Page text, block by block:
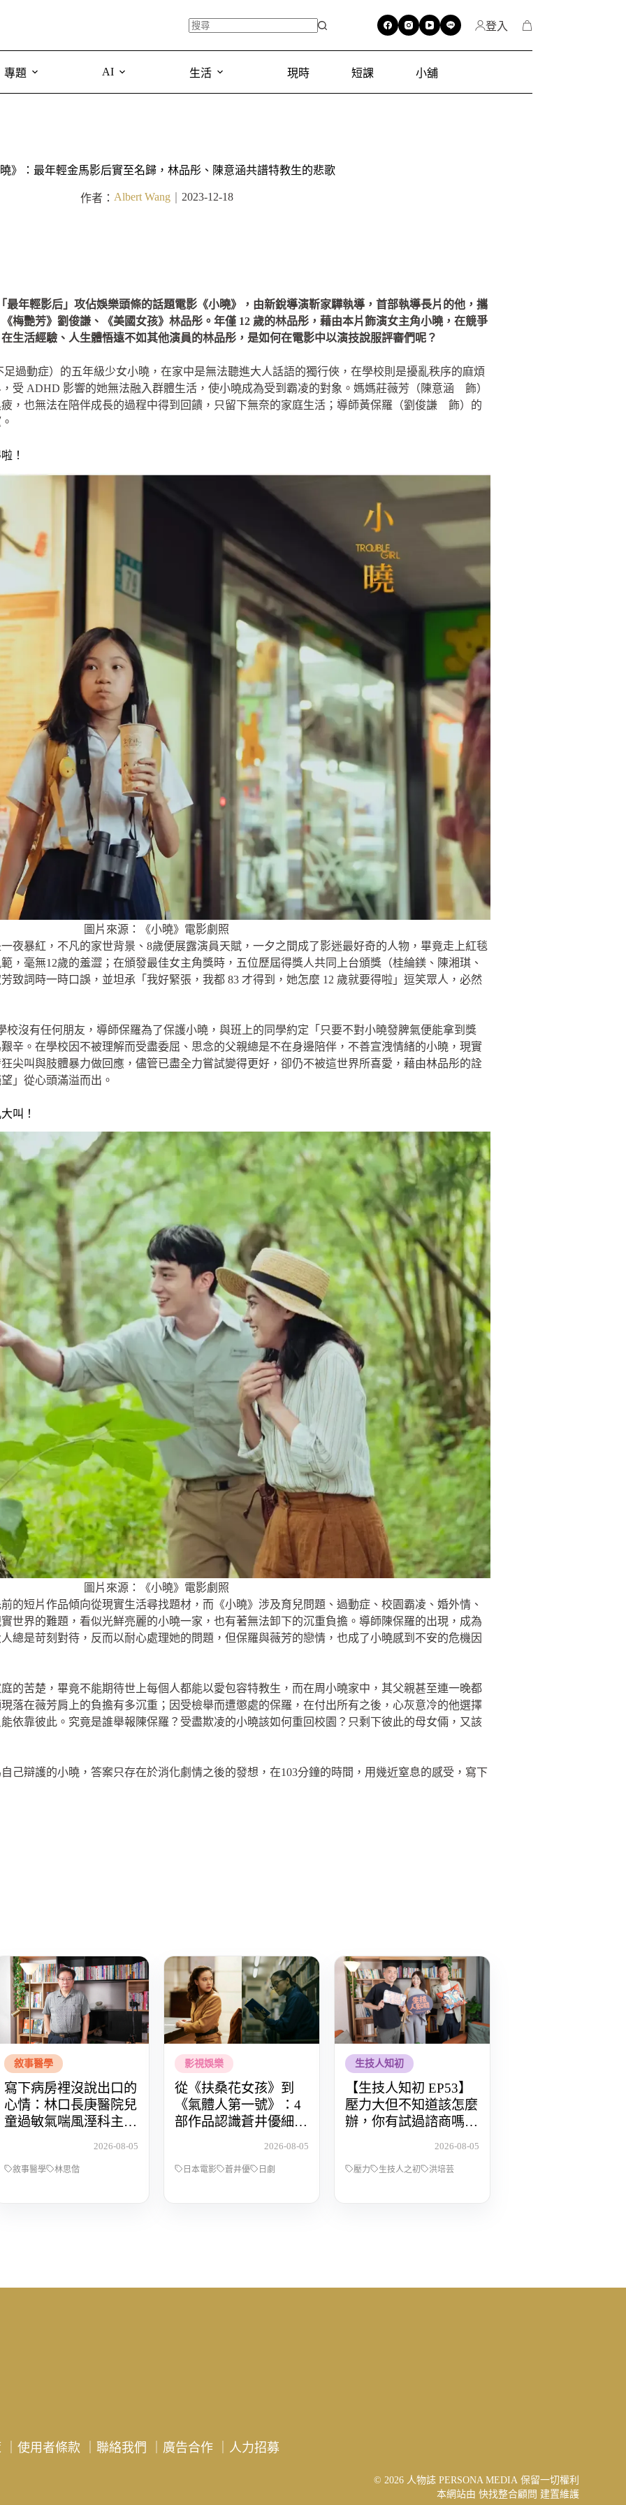
登入
專題 AI 生活 現時 短課 小舖
》：最年輕金馬影后實至名歸，林品彤、陳意涵共譜特教生的悲歌
作者： Albert Wang｜ 2023-12-18
最年輕影后」攻佔娛樂頭條的話題電影《小曉》，由新銳導演靳家驊執導，首部執導長片的他，攜
梅艷芳》劉俊謙、《美國女孩》林品彤。年僅 12 歲的林品彤，藉由本片飾演女主角小曉，在競爭
生活經驗、人生體悟遠不如其他演員的林品彤，是如何在電影中以演技說服評審們呢？
過動症）的五年級少女小曉，在家中是無法聽進大人話語的獨行俠，在學校則是擾亂秩序的麻煩
受 ADHD 影響的她無法融入群體生活，使小曉成為受到霸凌的對象。媽媽莊薇芳（陳意涵 飾）
，也無法在陪伴成長的過程中得到回饋，只留下無奈的家庭生活；導師黃保羅（劉俊謙 飾）的
！
圖片來源：《小曉》電影劇照
夜暴紅，不凡的家世背景、8歲便展露演員天賦，一夕之間成了影迷最好奇的人物，畢竟走上紅毯
，毫無12歲的羞澀；在頒發最佳女主角獎時，五位歷屆得獎人共同上台頒獎（桂綸鎂、陳湘琪、
致詞時一時口誤，並坦承「我好緊張，我都 83 才得到，她怎麼 12 歲就要得啦」逗笑眾人，必然
沒有任何朋友，導師保羅為了保護小曉，與班上的同學約定「只要不對小曉發脾氣便能拿到獎
辛。在學校因不被理解而受盡委屈、思念的父親總是不在身邊陪伴，不善宣洩情緒的小曉，現實
尖叫與肢體暴力做回應，儘管已盡全力嘗試變得更好，卻仍不被這世界所喜愛，藉由林品彤的詮
」從心頭滿溢而出。
叫！
圖片來源：《小曉》電影劇照
的短片作品傾向從現實生活尋找題材，而《小曉》涉及育兒問題、過動症、校園霸凌、婚外情、
世界的難題，看似光鮮亮麗的小曉一家，也有著無法卸下的沉重負擔。導師陳保羅的出現，成為
總是苛刻對待，反而以耐心處理她的問題，但保羅與薇芳的戀情，也成了小曉感到不安的危機因
的苦楚，畢竟不能期待世上每個人都能以愛包容特教生，而在周小曉家中，其父親甚至連一晚都
落在薇芳肩上的負擔有多沉重；因受檢舉而遭懲處的保羅，在付出所有之後，心灰意冷的他選擇
依靠彼此。究竟是誰舉報陳保羅？受盡欺凌的小曉該如何重回校園？只剩下彼此的母女倆，又該
己辯護的小曉，答案只存在於消化劇情之後的發想，在103分鐘的時間，用幾近窒息的感受，寫下
敘事醫學
寫下病房裡沒說出口的
心情：林口長庚醫院兒
童過敏氣喘風溼科主治
2026-08-05
敘事醫學 林思偕
影視娛樂
從《扶桑花女孩》到
《氣體人第一號》：4
部作品認識蒼井優細膩
2026-08-05
日本電影 蒼井優 日劇
生技人知初
【生技人知初 EP53】
壓力大但不知道該怎麼
辦，你有試過諮商嗎？
2026-08-05
壓力 生技人之初 洪培芸
｜使用者條款 ｜聯絡我們 廣告合作 人力招募
© 2026 人物誌 PERSONA MEDIA 保留一切權利
本網站由 快找整合顧問 建置維護